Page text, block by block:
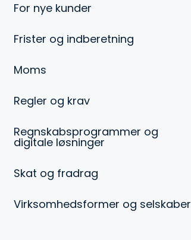
For nye kunder
Frister og indberetning
Moms
Regler og krav
Regnskabsprogrammer og
digitale løsninger
Skat og fradrag
Virksomhedsformer og selskaber